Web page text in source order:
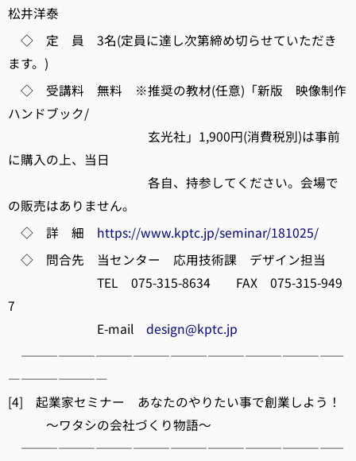
松井洋泰
◇ 定 員 3名(定員に達し次第締め切らせていただき
ます。)
◇ 受講料 無料 ※推奨の教材(任意)「新版 映像制作
ハンドブック/
玄光社」1,900円(消費税別)は事前
に購入の上、当日
各自、持参してください。会場で
の販売はありません。
◇ 詳 細 https://www.kptc.jp/seminar/181025/
◇ 問合先 当センター 応用技術課 デザイン担当
TEL 075-315-8634 FAX 075-315-949
7
E-mail design@kptc.jp
――――――――――――――――――――――――――
――――――――
[4] 起業家セミナー あなたのやりたい事で創業しよう！
～ワタシの会社づくり物語～
――――――――――――――――――――――――――